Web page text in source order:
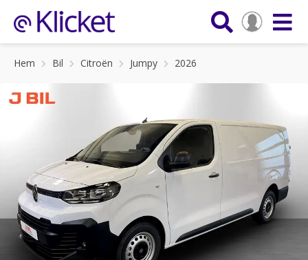
Hem Bil Citroën Jumpy 2026